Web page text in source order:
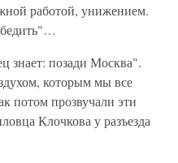
работой, унижением.
знает: позади Москва".
которым мы все
потом прозвучали эти
Клочкова у разъезда